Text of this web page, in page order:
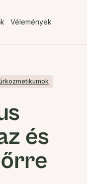
Vélemények
és